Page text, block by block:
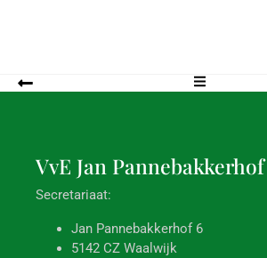
VvE Jan Pannebakkerhof
Secretariaat:
Jan Pannebakkerhof 6
5142 CZ Waalwijk